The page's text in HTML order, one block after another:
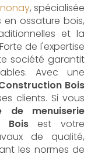
, spécialisée
ossature bois,
et la
de l'expertise
société garantit
Avec une
Bois
clients. Si vous
de menuiserie
Boisest votre
de qualité,
les normes de